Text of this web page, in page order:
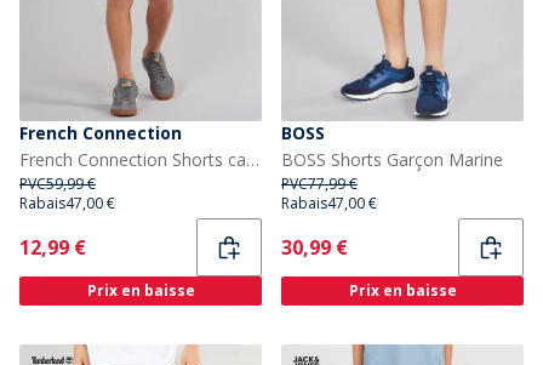
French Connection
French Connection Shorts cargo Vault Garçon Noir
PVC59,99 €
Rabais47,00 €
Current
12,99 €
Prix en baisse
BOSS
BOSS Shorts Garçon Marine
PVC77,99 €
Rabais47,00 €
Current
30,99 €
Prix en baisse